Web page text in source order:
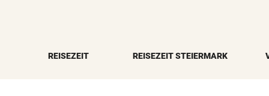
REISEZEIT REISEZEIT STEIERMARK